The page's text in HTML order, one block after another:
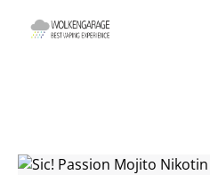
Zum Hauptinhalt springen
Bildergalerie überspringen